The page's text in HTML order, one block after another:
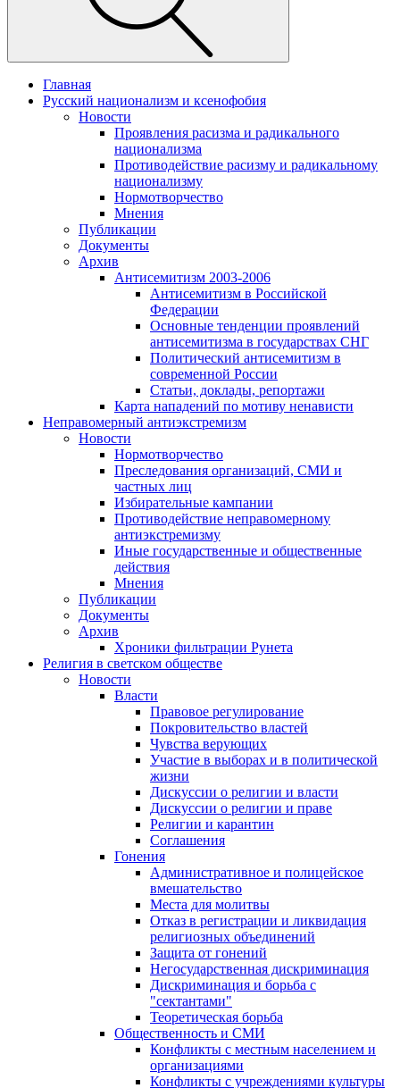
Главная
Русский национализм и ксенофобия
Новости
Проявления расизма и радикального
национализма
Противодействие расизму и радикальному
национализму
Нормотворчество
Мнения
Публикации
Документы
Архив
Антисемитизм 2003-2006
Антисемитизм в Российской
Федерации
Основные тенденции проявлений
антисемитизма в государствах СНГ
Политический антисемитизм в
современной России
Статьи, доклады, репортажи
Карта нападений по мотиву ненависти
Неправомерный антиэкстремизм
Новости
Нормотворчество
Преследования организаций, СМИ и
частных лиц
Избирательные кампании
Противодействие неправомерному
антиэкстремизму
Иные государственные и общественные
действия
Мнения
Публикации
Документы
Архив
Хроники фильтрации Рунета
Религия в светском обществе
Новости
Власти
Правовое регулирование
Покровительство властей
Чувства верующих
Участие в выборах и в политической
жизни
Дискуссии о религии и власти
Дискуссии о религии и праве
Религии и карантин
Соглашения
Гонения
Административное и полицейское
вмешательство
Места для молитвы
Отказ в регистрации и ликвидация
религиозных объединений
Защита от гонений
Негосударственная дискриминация
Дискриминация и борьба с
"сектантами"
Теоретическая борьба
Общественность и СМИ
Конфликты с местным населением и
организациями
Конфликты с учреждениями культуры